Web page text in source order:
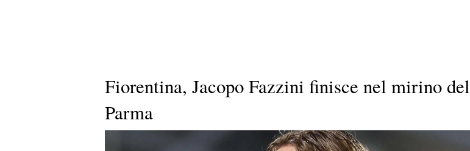
Fiorentina, Jacopo Fazzini finisce nel mirino del
Parma